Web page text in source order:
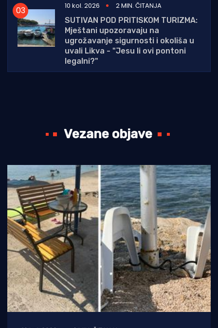
10 kol. 2026
2 MIN. ČITANJA
SUTIVAN POD PRITISKOM TURIZMA:
Mještani upozoravaju na
ugrožavanje sigurnosti i okoliša u
uvali Likva - "Jesu li ovi pontoni
legalni?"
Vezane objave